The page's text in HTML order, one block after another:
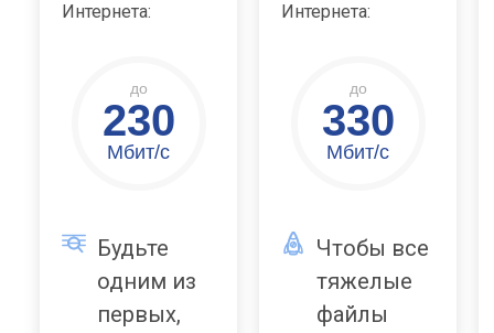
Интернета:
до
230
Мбит/с
Будьте
одним из
первых,
Интернета:
до
330
Мбит/с
Чтобы все
тяжелые
файлы